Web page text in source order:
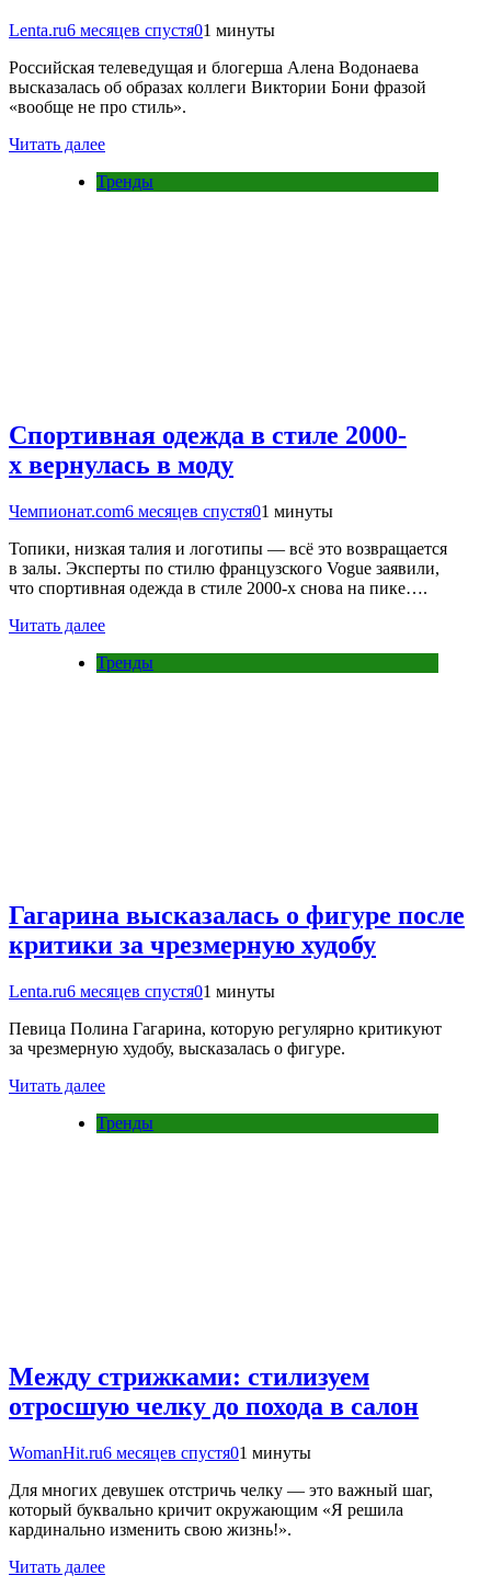
Lenta.ru6 месяцев спустя01 минуты
Российская телеведущая и блогерша Алена Водонаева
высказалась об образах коллеги Виктории Бони фразой
«вообще не про стиль».
Читать далее
Тренды
Спортивная одежда в стиле 2000-
х вернулась в моду
Чемпионат.com6 месяцев спустя01 минуты
Топики, низкая талия и логотипы — всё это возвращается
в залы. Эксперты по стилю французского Vogue заявили,
что спортивная одежда в стиле 2000-х снова на пике….
Читать далее
Тренды
Гагарина высказалась о фигуре после
критики за чрезмерную худобу
Lenta.ru6 месяцев спустя01 минуты
Певица Полина Гагарина, которую регулярно критикуют
за чрезмерную худобу, высказалась о фигуре.
Читать далее
Тренды
Между стрижками: стилизуем
отросшую челку до похода в салон
WomanHit.ru6 месяцев спустя01 минуты
Для многих девушек отстричь челку — это важный шаг,
который буквально кричит окружающим «Я решила
кардинально изменить свою жизнь!».
Читать далее